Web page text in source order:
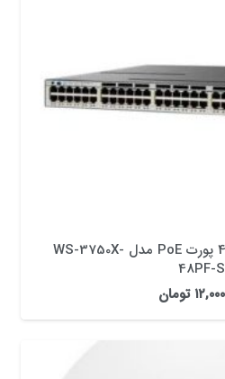
سوئیچ شبکه سیسکو 48 پورت PoE مدل WS-3750X-
48PF-S
تومان